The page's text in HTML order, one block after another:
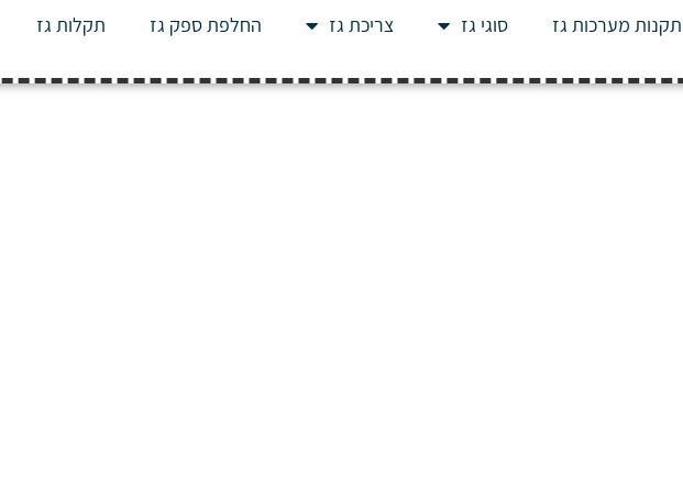
מערכות גז סוגי גז צריכת גז החלפת ספק גז תקלות גז